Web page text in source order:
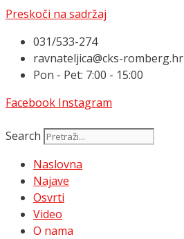
Preskoči na sadržaj
031/533-274
ravnateljica@cks-romberg.hr
Pon - Pet: 7:00 - 15:00
Facebook Instagram
Search
Naslovna
Najave
Osvrti
Video
O nama